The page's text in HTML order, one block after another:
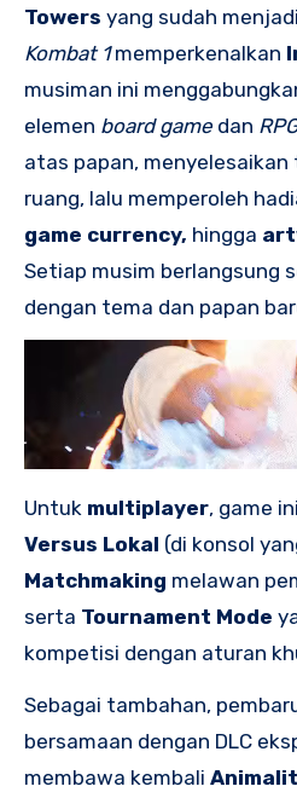
Towers yang sudah
Kombat 1memperkenalkan
musiman ini
elemen board game dan
atas papan,
ruang, lalu memperoleh
game currency, hingga
Setiap musim berlangsung
dengan tema dan papan
Untuk multiplayer, game
Versus Lokal (di konsol
Matchmaking melawan
serta Tournament Mode
kompetisi dengan aturan
Sebagai tambahan,
bersamaan dengan DLC
membawa kembali